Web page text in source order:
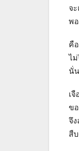
จ
พ
คื
ไ
นั่
เ
ข
จึ
สื